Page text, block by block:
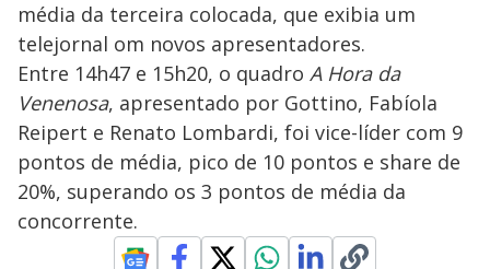
média da terceira colocada, que exibia um
telejornal om novos apresentadores.
Entre 14h47 e 15h20, o quadro A Hora da
Venenosa, apresentado por Gottino, Fabíola
Reipert e Renato Lombardi, foi vice-líder com 9
pontos de média, pico de 10 pontos e share de
20%, superando os 3 pontos de média da
concorrente.